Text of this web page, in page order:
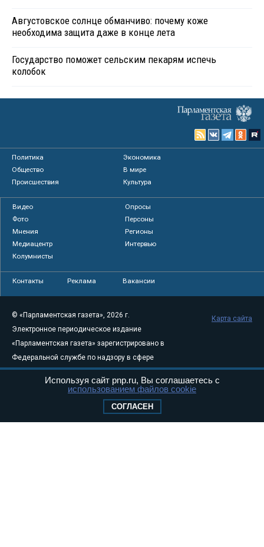
Августовское солнце обманчиво: почему коже
необходима защита даже в конце лета
Государство поможет сельским пекарям испечь
колобок
Политика
Экономика
Общество
В мире
Происшествия
Культура
Видео
Опросы
Фото
Персоны
Мнения
Регионы
Медиацентр
Интервью
Колумнисты
Контакты Реклама Вакансии
© «Парламентская газета», 2026 г.
Электронное периодическое издание
«Парламентская газета» зарегистрировано в
Федеральной службе по надзору в сфере
связи, информационных технологий и
массовых коммуникаций (Роскомнадзор) 05
Свидетельство о регистрации Эл № ФС77-
Карта сайта
Используя сайт pnp.ru, Вы соглашаетесь с
использованием файлов cookie
СОГЛАСЕН